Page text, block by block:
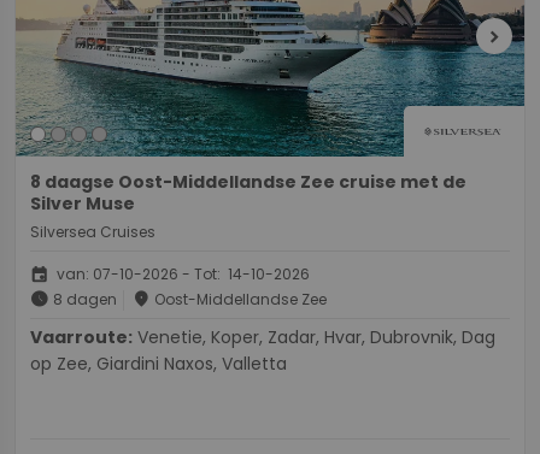
chevron_right
8 daagse Oost-Middellandse Zee cruise met de
Silver Muse
Silversea Cruises
event van: 07-10-2026 - Tot: 14-10-2026
schedule 8 dagen place Oost-Middellandse Zee
Vaarroute:
op Zee, Giardini Naxos, Valletta